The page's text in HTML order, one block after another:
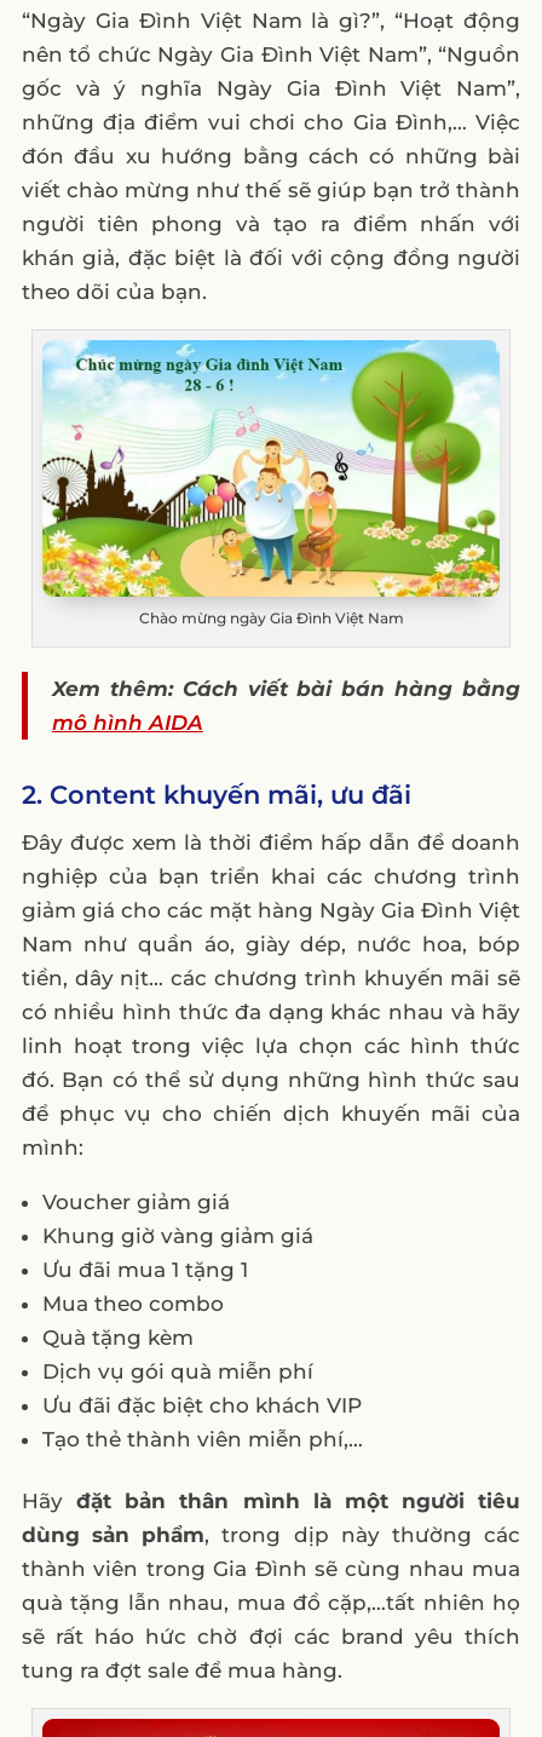
“Ngày Gia Đình Việt Nam là gì?”, “Hoạt động
nên tổ chức Ngày Gia Đình Việt Nam”, “Nguồn
gốc và ý nghĩa Ngày Gia Đình Việt Nam”,
những địa điểm vui chơi cho Gia Đình,… Việc
đón đầu xu hướng bằng cách có những bài
viết chào mừng như thế sẽ giúp bạn trở thành
người tiên phong và tạo ra điểm nhấn với
khán giả, đặc biệt là đối với cộng đồng người
theo dõi của bạn.
Chào mừng ngày Gia Đình Việt Nam
Xem thêm: Cách viết bài bán hàng bằng
mô hình AIDA
2. Content khuyến mãi, ưu đãi
Đây được xem là thời điểm hấp dẫn để doanh
nghiệp của bạn triển khai các chương trình
giảm giá cho các mặt hàng Ngày Gia Đình Việt
Nam như quần áo, giày dép, nước hoa, bóp
tiền, dây nịt… các chương trình khuyến mãi sẽ
có nhiều hình thức đa dạng khác nhau và hãy
linh hoạt trong việc lựa chọn các hình thức
đó. Bạn có thể sử dụng những hình thức sau
để phục vụ cho chiến dịch khuyến mãi của
mình:
Voucher giảm giá
Khung giờ vàng giảm giá
Ưu đãi mua 1 tặng 1
Mua theo combo
Quà tặng kèm
Dịch vụ gói quà miễn phí
Ưu đãi đặc biệt cho khách VIP
Tạo thẻ thành viên miễn phí,…
Hãyđặt bản thân mình là một người tiêu
dùng sản phẩm, trong dịp này thường các
thành viên trong Gia Đình sẽ cùng nhau mua
quà tặng lẫn nhau, mua đồ cặp,…tất nhiên họ
sẽ rất háo hức chờ đợi các brand yêu thích
tung ra đợt sale để mua hàng.